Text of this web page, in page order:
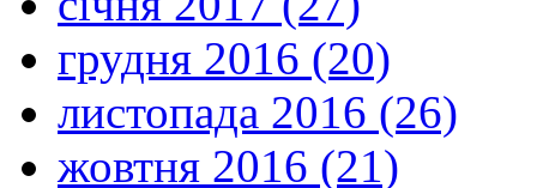
грудня 2016 (20)
листопада 2016 (26)
жовтня 2016 (21)